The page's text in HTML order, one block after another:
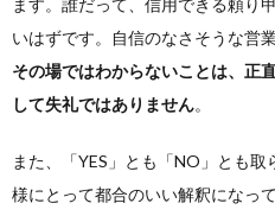
ます。誰だって、信用できる頼り
いはずです。自信のなさそうな営
その場ではわからないことは、正
して失礼ではありません。
また、「YES」とも「NO」とも
様にとって都合のいい解釈になっ